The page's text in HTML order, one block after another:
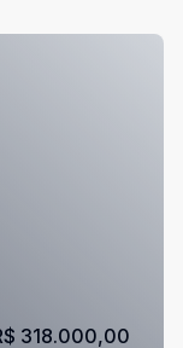
318.000,00